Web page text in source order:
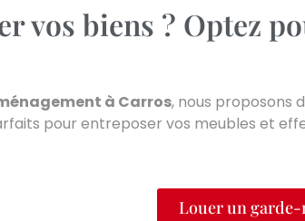
vos biens ? Optez
à Carros, nous proposons
pour entreposer vos meubles et
Louer un garde-